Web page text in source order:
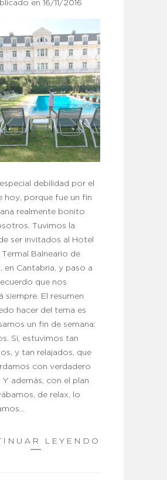
en 16/11/2016
debilidad por el
hoy, porque fue un fin
realmente bonito
Tuvimos la
ser invitados al Hotel
Termal Balneario de
en Cantabria, y paso a
que nos
siempre. El resumen
hacer del tema es
un fin de semana:
Si, estuvimos tan
y tan relajados, que
con verdadero
además, con el plan
de relax, lo
LEYENDO